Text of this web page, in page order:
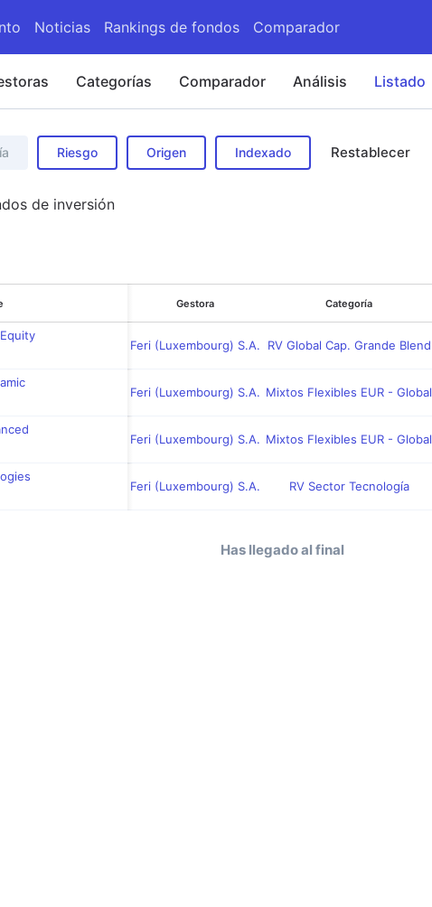
Noticias Rankings de fondos Comparador
Categorías Comparador Análisis Listado
Riesgo Origen Indexado Restablecer
de inversión
Gestora Categoría
Feri (Luxembourg) S.A. RV Global Cap. Grande Blend
Feri (Luxembourg) S.A. Mixtos Flexibles EUR - Global
Feri (Luxembourg) S.A. Mixtos Flexibles EUR - Global
Feri (Luxembourg) S.A. RV Sector Tecnología
Has llegado al final